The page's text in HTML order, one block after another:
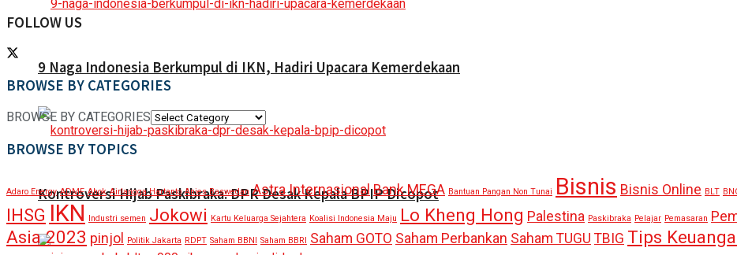
9 Naga Indonesia Berkumpul di IKN, Hadiri Upacara Kemerdekaan
Kontroversi Hijab Paskibraka: DPR Desak Kepala BPIP Dicopot
FOLLOW US
BROWSE BY CATEGORIES
BROWSE BY CATEGORIES
BROWSE BY TOPICS
Adaro Energy ADMF Ahok Airlangga Hartanto Anies Baswedan Astra Internasional Bank MEGA Bantuan Pangan Non Tunai Bisnis Bisnis Online BLT
IHSG IKN Industri semen Jokowi Kartu Keluarga Sejahtera Koalisi Indonesia Maju Lo Kheng Hong Palestina Paskibraka Pelajar Pemasaran
Asia 2023 pinjol Politik Jakarta RDPT Saham BBNI Saham BBRI Saham GOTO Saham Perbankan Saham TUGU TBIG Tips